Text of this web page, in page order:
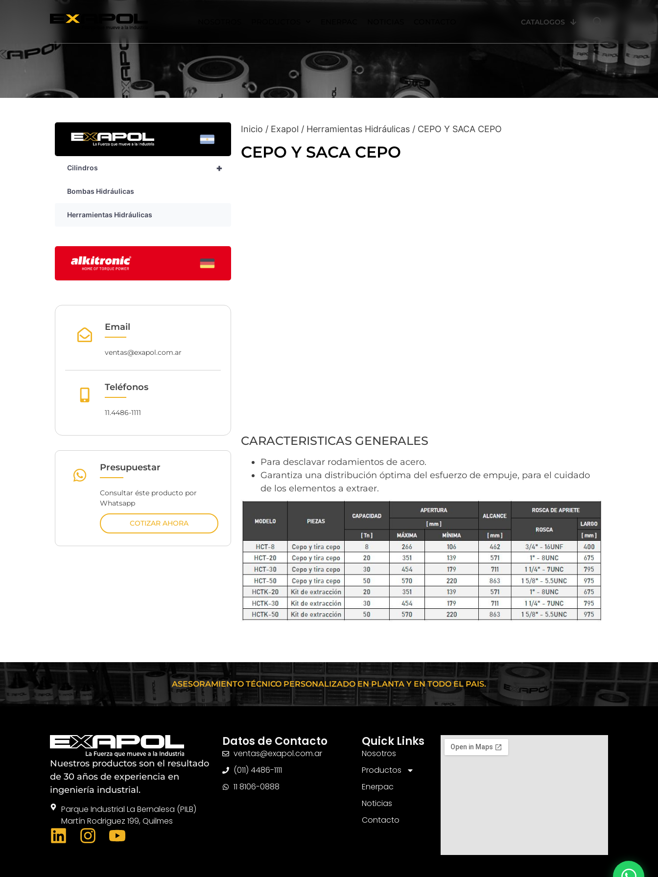
CATALOGOS
+
Cilindros
Bombas Hidráulicas
Herramientas Hidráulicas
Email
ventas@exapol.com.ar
Teléfonos
11.4486-1111
Presupuestar
Consultar éste producto por
Whatsapp
COTIZAR AHORA
Inicio / Exapol / Herramientas Hidráulicas/ CEPO Y SACA CEPO
CEPO Y SACA CEPO
CARACTERISTICAS GENERALES
Para desclavar rodamientos de acero.
Garantiza una distribución óptima del esfuerzo de empuje, para el cuidado
de los elementos a extraer.
ASESORAMIENTO TÉCNICO PERSONALIZADO EN PLANTA Y EN TODO EL PAIS.
Nuestros productos son el resultado
de 30 años de experiencia en
ingeniería industrial.
Parque Industrial La Bernalesa (PILB)
Martín Rodriguez 199, Quilmes
Datos de Contacto
ventas@exapol.com.ar
(011) 4486-1111
11 8106-0888
Quick Links
Nosotros
Productos
Enerpac
Noticias
Contacto
Hola, estoy conectado. ¿Te puedo
11:05